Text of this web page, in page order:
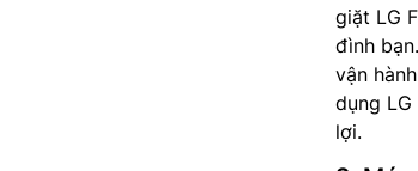
giặt LG
đình
vận
dụng
lợi.